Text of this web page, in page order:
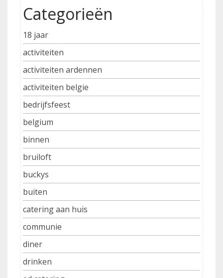
Categorieën
18 jaar
activiteiten
activiteiten ardennen
activiteiten belgie
bedrijfsfeest
belgium
binnen
bruiloft
buckys
buiten
catering aan huis
communie
diner
drinken